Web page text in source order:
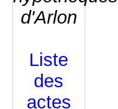
d'Arlon
Liste
des
actes